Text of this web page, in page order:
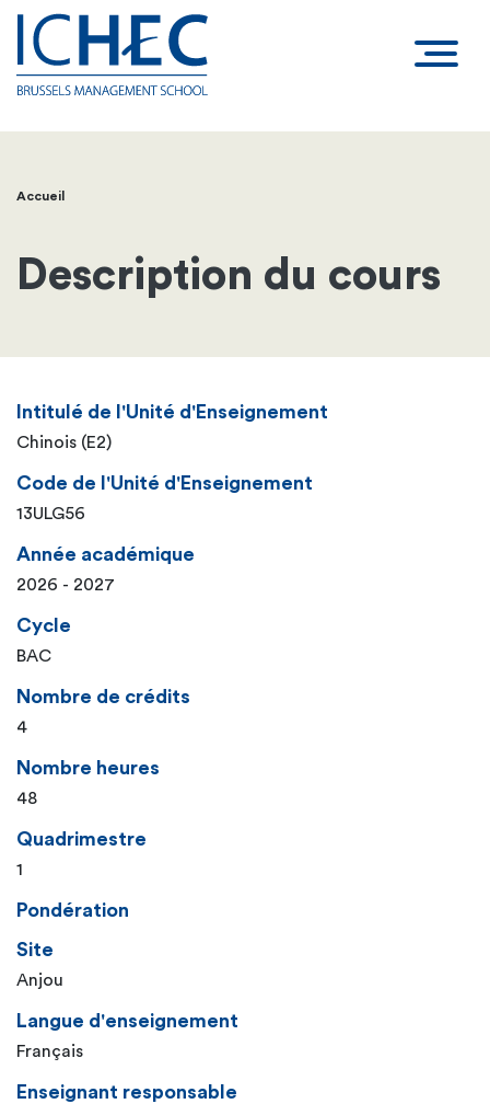
Fil
d'Ariane
Accueil
Description du cours
Intitulé de l'Unité d'Enseignement
Chinois (E2)
Code de l'Unité d'Enseignement
13ULG56
Année académique
2026 - 2027
Cycle
BAC
Nombre de crédits
4
Nombre heures
48
Quadrimestre
1
Pondération
Site
Anjou
Langue d'enseignement
Français
Enseignant responsable